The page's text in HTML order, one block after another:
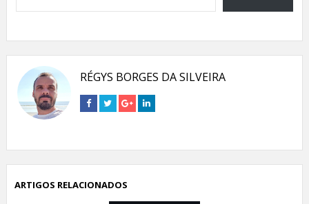
RÉGYS BORGES DA SILVEIRA
Connect
on
Connect
on
Connect
on
Connect
on
ARTIGOS RELACIONADOS